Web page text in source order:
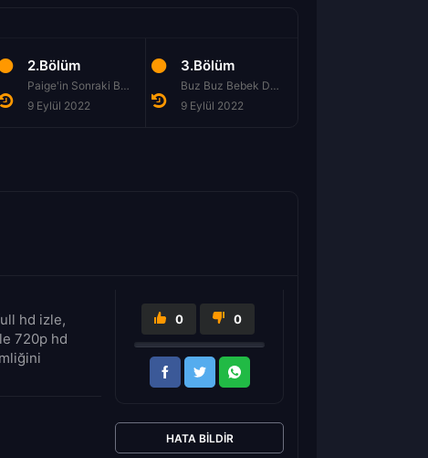
2.Bölüm
Paige'in Sonraki Bölümü
9 Eylül 2022
3.Bölüm
Buz Buz Bebek Değil
9 Eylül 2022
hd izle,
720p hd
0 0
HATA BILDIR